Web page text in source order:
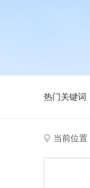
热门关键词
当前位置